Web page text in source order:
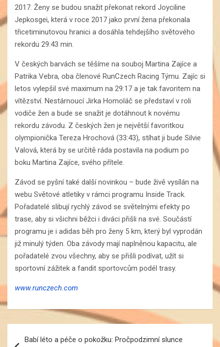
2017. Ženy se budou snažit překonat rekord Joyciline
Jepkosgei, která v roce 2017 jako první žena překonala
třicetiminutovou hranici a dosáhla tehdejšího světového
rekordu 29:43 min.
V českých barvách se těšíme na souboj Martina Zajíce a
Patrika Vebra, oba členové RunCzech Racing Týmu. Zajíc si
letos vylepšil své maximum na 29:17 a je tak favoritem na
vítězství. Nestárnoucí Jirka Homoláč se představí v roli
vodiče žen a bude se snažit je dotáhnout k novému
rekordu závodu. Z českých žen je největší favoritkou
olympionička Tereza Hrochová (33:43), stíhat ji bude Silvie
Valová, která by se určitě ráda postavila na podium po
boku Martina Zajíce, svého přítele.
Závod se pyšní také další novinkou – bude živě vysílán na
webu Světové atletiky v rámci programu Inside Track.
Pořadatelé slibují rychlý závod se světelnými efekty po
trase, aby si všichni běžci i diváci přišli na své. Součástí
programu je i adidas běh pro ženy 5 km, který byl vyprodán
již minulý týden. Oba závody mají naplněnou kapacitu, ale
pořadatelé zvou všechny, aby se přišli podívat, užít si
sportovní zážitek a fandit sportovcům podél trasy.
www.runczech.com
Babí léto a péče o pokožku: Pročpodzimní slunce